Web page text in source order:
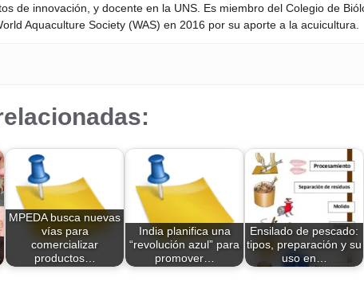
de innovación, y docente en la UNS. Es miembro del Colegio de
Aquaculture Society (WAS) en 2016 por su aporte a la acuicultura.
MPEDA busca nuevas
vías para
comercializar
productos…
India planifica una
“revolución azul” para
promover…
Ensilado de pescado:
tipos, preparación y su
uso en…